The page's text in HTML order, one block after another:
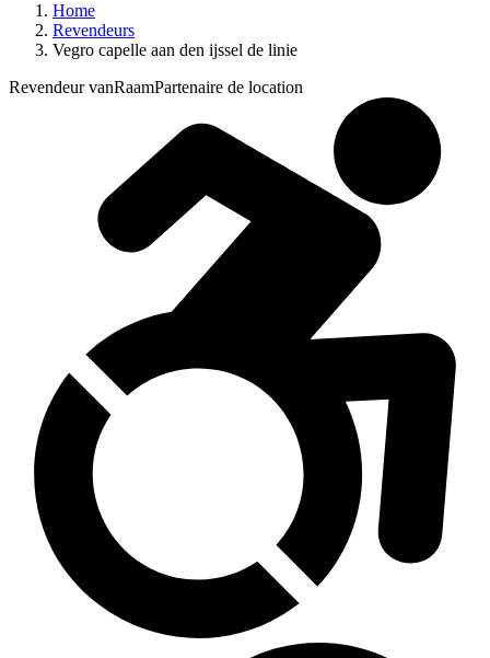
Home
Revendeurs
Vegro capelle aan den ijssel de linie
Revendeur vanRaamPartenaire de location